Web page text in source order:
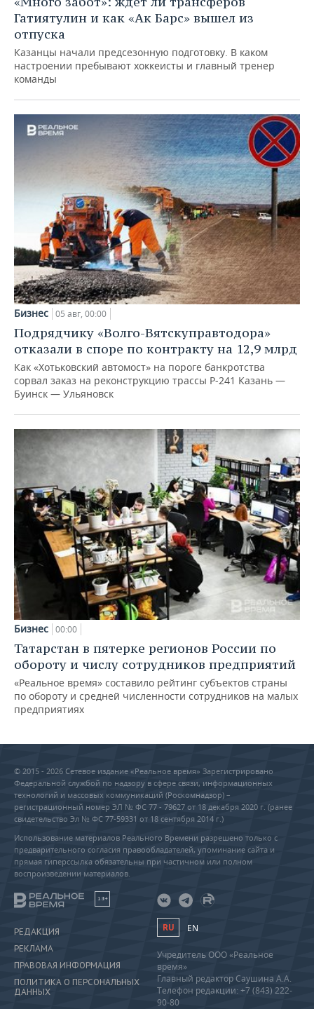
Гатиятулин и как «Ак Барс» вышел из
отпуска
Казанцы начали предсезонную подготовку. В каком
настроении пребывают хоккеисты и главный тренер
команды
Бизнес 05 авг, 00:00
Подрядчику «Волго-Вятскуправтодора»
отказали в споре по контракту на 12,9 млрд
Как «Хотьковский автомост» на пороге банкротства
сорвал заказ на реконструкцию трассы Р‑241 Казань —
Буинск — Ульяновск
Бизнес 00:00
Татарстан в пятерке регионов России по
обороту и числу сотрудников предприятий
«Реальное время» составило рейтинг субъектов страны
по обороту и средней численности сотрудников на малых
предприятиях
© 2015 - 2026 Сетевое издание «Реальное время» Зарегистрировано
Федеральной службой по надзору в сфере связи, информационных
технологий и массовых коммуникаций (Роскомнадзор) –
регистрационный номер ЭЛ № ФС 77 - 79627 от 18 декабря 2020 г. (ранее
свидетельство Эл № ФС 77-59331 от 18 сентября 2014 г.)
Использование материалов Реального Времени разрешено только с
предварительного согласия правообладателей, упоминание сайта и
прямая гиперссылка обязательны при частичном или полном
воспроизведении материалов.
18+
РЕДАКЦИЯ
РЕКЛАМА
ПРАВОВАЯ ИНФОРМАЦИЯ
ПОЛИТИКА О ПЕРСОНАЛЬНЫХ
ДАННЫХ
RU EN
Учредитель ООО «Реальное
время»
Главный редактор Саушина А.А.
Телефон редакции: +7 (843) 222-
90-80